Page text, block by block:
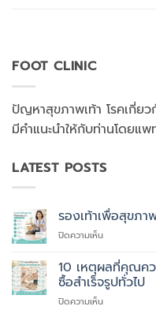
FOOT CLINIC
ปัญหาสุขภาพเท้า โรคเกี่ยว
มีคำแนะนำให้กับท่านโดยแ
LATEST POSTS
รองเท้าเพื่อสุขภา
ปิดความเห็นบน
เพื่อ
สุขภาพ
ที่
แพทย์
10 เหตุผลที่คุณค
ซื้อสำเร็จรูปทั่วไป
ปิดความเห็นบน